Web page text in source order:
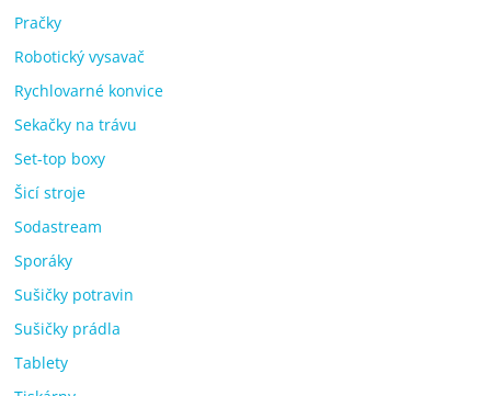
Pračky
Robotický vysavač
Rychlovarné konvice
Sekačky na trávu
Set-top boxy
Šicí stroje
Sodastream
Sporáky
Sušičky potravin
Sušičky prádla
Tablety